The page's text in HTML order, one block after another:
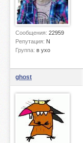
Сообщения: 22959
Репутация: N
Группа: в ухо
ghost